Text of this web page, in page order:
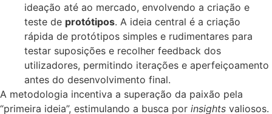
ideação até ao mercado, envolvendo a criação e
teste de protótipos. A ideia central é a criação
rápida de protótipos simples e rudimentares para
testar suposições e recolher feedback dos
utilizadores, permitindo iterações e aperfeiçoamento
antes do desenvolvimento final.
A metodologia incentiva a superação da paixão pela
“primeira ideia”, estimulando a busca por insights valiosos.